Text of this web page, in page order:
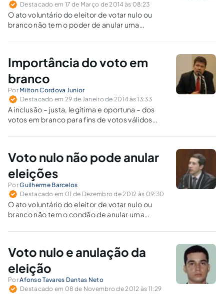
Destacado em 17 de Março de 2014 às 08:23
O ato voluntário do eleitor de votar nulo ou
branco não tem o poder de anular uma
Importância do voto em
branco
Por Milton Cordova Junior
Destacado em 29 de Janeiro de 2014 às 13:33
A inclusão – justa, legítima e oportuna – dos
votos em branco para fins de votos válidos
de barreira, dificultando o tão danoso
Voto nulo não pode anular
eleições
PorGuilherme Barcelos
Destacado em 01 de Dezembro de 2012 às 09:30
O ato voluntário do eleitor de votar nulo ou
branco não tem o condão de anular uma
Voto nulo e anulação da
eleição
PorAfonso Tavares Dantas Neto
Destacado em 08 de Novembro de 2012 às 11:29